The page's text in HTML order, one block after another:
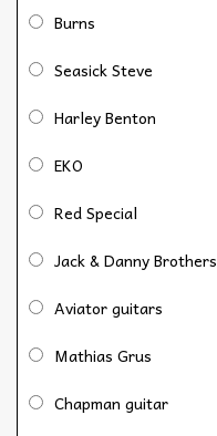
Burns
Seasick Steve
Harley Benton
EKO
Red Special
Jack & Danny Brothers
Aviator guitars
Mathias Grus
Chapman guitar